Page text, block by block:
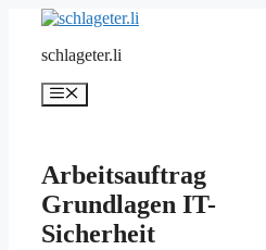
springenschlageter.li
Menü
Arbeitsauftrag
Grundlagen IT-
Sicherheit